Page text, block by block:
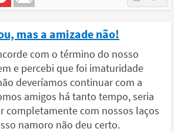
mas a amizade não!
com o término do nosso
e percebi que foi imaturidade
deveríamos continuar com a
amigos há tanto tempo, seria
completamente com nossos laços
namoro não deu certo.